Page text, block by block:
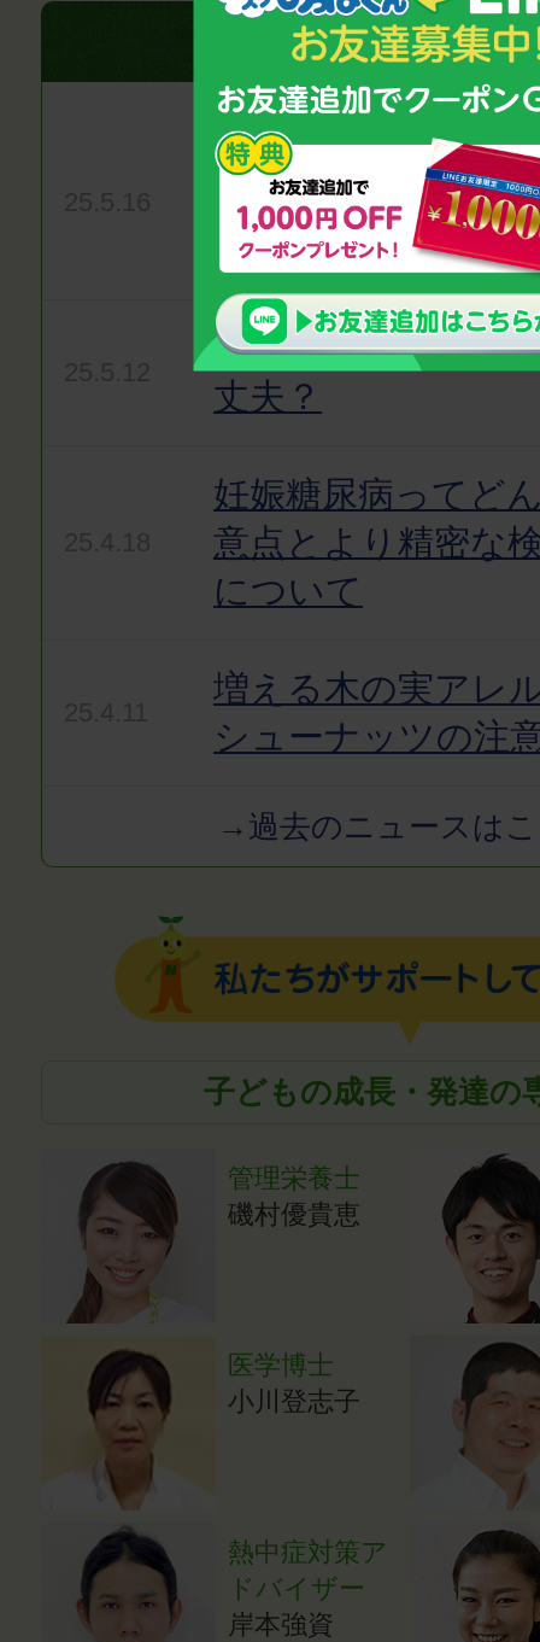
気になるニュースをお
絵本で子どもの薬
服薬コンプライア
て〜
子どもの慢性的な
丈夫？
妊娠糖尿病ってど
意点とより精密な
について
増える木の実アレ
シューナッツの注
→過去のニュースは
子どもの成長・発達の
管理栄養士
磯村優貴恵
医学博士
小川登志子
熱中症対策ア
ドバイザー
岸本強資